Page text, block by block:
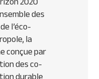
des
l’éco-
la
conçue par
des co-